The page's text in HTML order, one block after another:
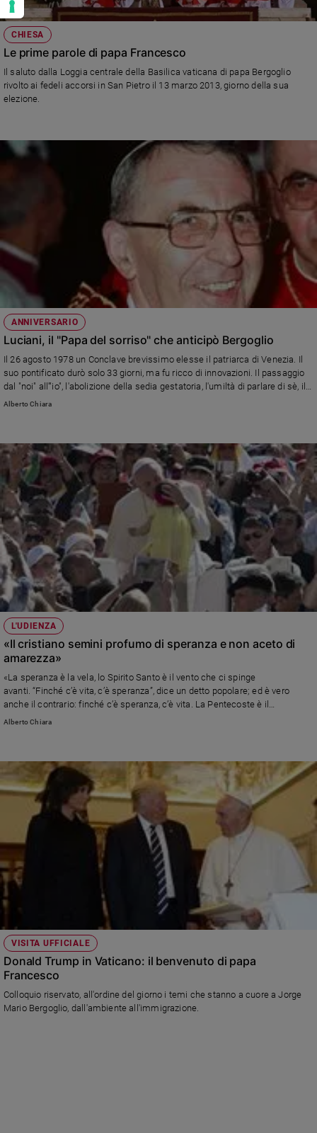
CHIESA
Le prime parole di papa Francesco
Il saluto dalla Loggia centrale della Basilica vaticana di papa Bergoglio
rivolto ai fedeli accorsi in San Pietro il 13 marzo 2013, giorno della sua
elezione.
ANNIVERSARIO
Luciani, il "Papa del sorriso" che anticipò Bergoglio
Il 26 agosto 1978 un Conclave brevissimo elesse il patriarca di Venezia. Il
suo pontificato durò solo 33 giorni, ma fu ricco di innovazioni. Il passaggio
dal "noi" all'"io", l'abolizione della sedia gestatoria, l'umiltà di parlare di sè, il
chiamare accanto bambini durante l'udienza generale: c'è molto Giovanni
Alberto Chiara
L'UDIENZA
«Il cristiano semini profumo di speranza e non aceto di
amarezza»
«La speranza è la vela, lo Spirito Santo è il vento che ci spinge
avanti. “Finché c’è vita, c’è speranza”, dice un detto popolare; ed è vero
anche il contrario: finché c’è speranza, c’è vita. La Pentecoste è il
compleanno della Chiesa».
Alberto Chiara
VISITA UFFICIALE
Donald Trump in Vaticano: il benvenuto di papa
Francesco
Colloquio riservato, all'ordine del giorno i temi che stanno a cuore a Jorge
Mario Bergoglio, dall'ambiente all'immigrazione.